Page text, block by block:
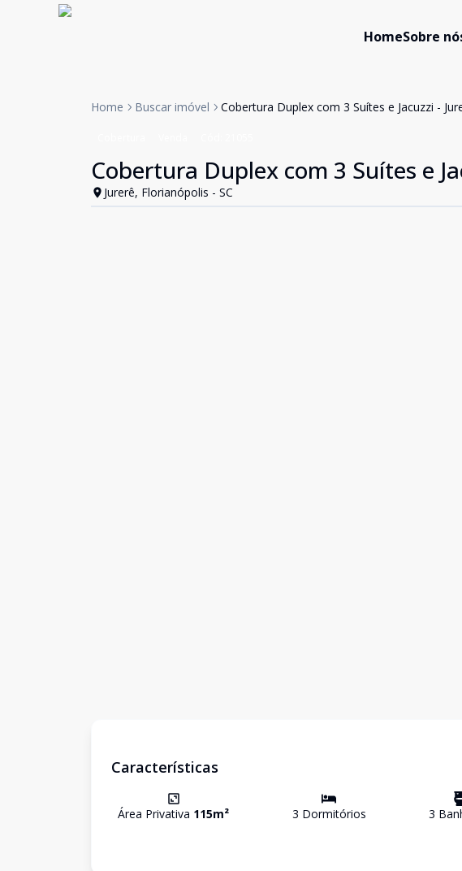
HomeSobre
Home Buscar imóvel Cobertura Duplex com 3 Suítes e Jacuzzi -
Cobertura Duplex com 3 Suítes e
Jurerê, Florianópolis - SC
Características
Área Privativa 115m² 3 Dormitórios 3